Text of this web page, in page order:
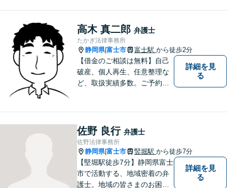
っていません
高木 真二郎 弁護士
たかぎ法律事務所
静岡県|富士市 富士駅 から徒歩2分
【借金のご相談は無料】自己
破産、個人再生、任意整理な
ど、取扱実績多数。ご予約の
す。
詳細を見
る
佐野 良行 弁護士
佐野法律事務所
静岡県|富士市 竪堀駅 から徒歩7分
【堅堀駅徒歩7分】静岡県富士
市で活動する、地域密着の弁
護士。地域の皆さまのお困り
詳細を見
る